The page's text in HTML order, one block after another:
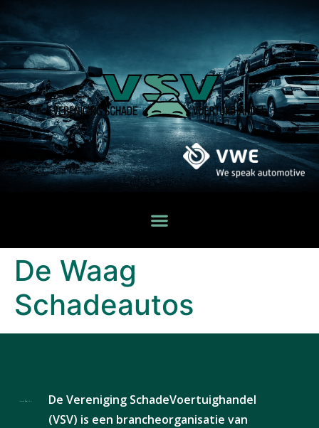
De Waag
Schadeautos
De Vereniging SchadeVoertuighandel
(VSV) is een brancheorganisatie van